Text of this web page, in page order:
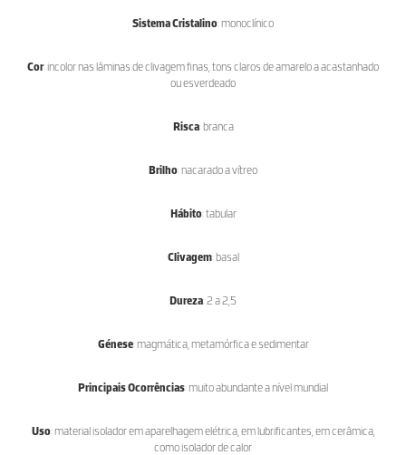
Sistema Cristalino: monoclínico
Cor: incolor nas lâminas de clivagem finas, tons claros de amarelo a acastanhado
ou esverdeado
Risca: branca
Brilho: nacarado a vítreo
Hábito: tabular
Clivagem: basal
Dureza: 2 a 2,5
Génese: magmática, metamórfica e sedimentar
Principais Ocorrências: muito abundante a nível mundial
Uso: material isolador em aparelhagem elétrica, em lubrificantes, em cerâmica,
como isolador de calor